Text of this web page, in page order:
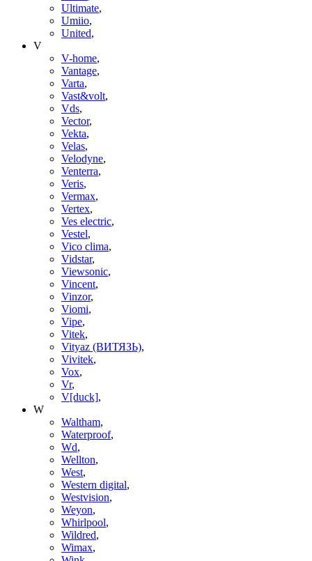
Ultimate,
Umiio,
United,
V
V-home,
Vantage,
Varta,
Vast&volt,
Vds,
Vector,
Vekta,
Velas,
Velodyne,
Venterra,
Veris,
Vermax,
Vertex,
Ves electric,
Vestel,
Vico clima,
Vidstar,
Viewsonic,
Vincent,
Vinzor,
Viomi,
Vipe,
Vitek,
Vityaz (ВИТЯЗЬ),
Vivitek,
Vox,
Vr,
V[duck],
W
Waltham,
Waterproof,
Wd,
Wellton,
West,
Western digital,
Westvision,
Weyon,
Whirlpool,
Wildred,
Wimax,